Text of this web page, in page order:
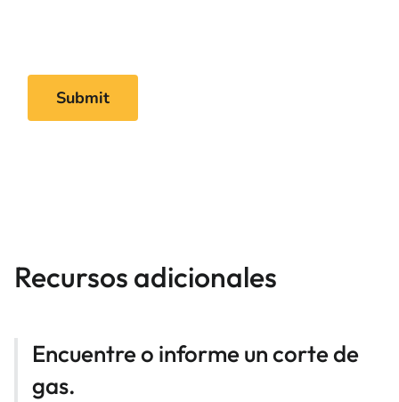
Recursos adicionales
Encuentre o informe un corte de
gas.